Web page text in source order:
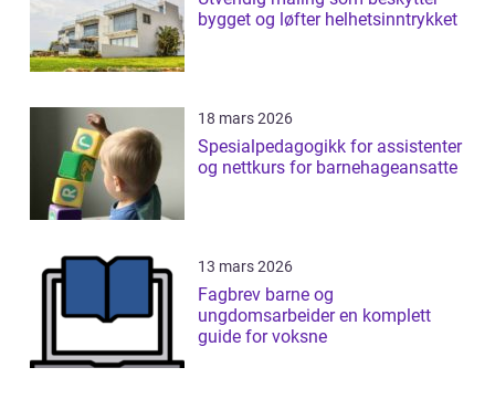
bygget og løfter helhetsinntrykket
18 mars 2026
Spesialpedagogikk for assistenter
og nettkurs for barnehageansatte
13 mars 2026
Fagbrev barne og
ungdomsarbeider en komplett
guide for voksne